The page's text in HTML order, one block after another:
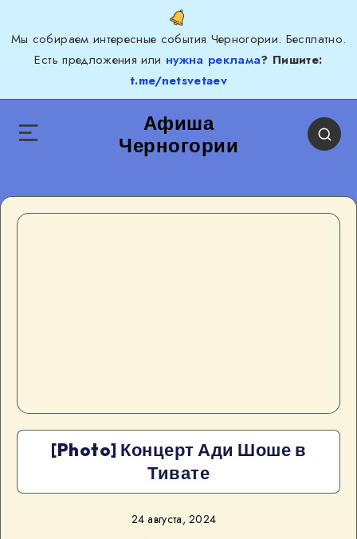
Мы собираем интересные события Черногории. Бесплатно.
Есть предложения или нужна реклама? Пишите:
t.me/netsvetaev
Афиша
Черногории
[Photo] Концерт Ади Шоше в
Тивате
24 августа, 2024